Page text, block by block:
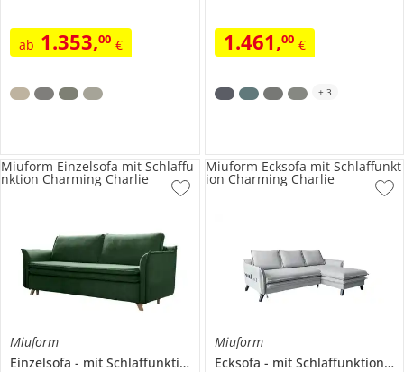
ab 1.353,00 € 1.461,00 €
+ 3
Miuform
Einzelsofa
mit Schlaffunktion
Charming Charlie
Miuform Einzelsofa mit Schlaffu
nktion Charming Charlie
Miuform
Ecksofa
mit Schlaffunktion
Miuform Ecksofa mit Schlaffunkt
ion Charming Charlie